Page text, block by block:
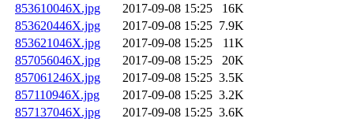
853610046X.jpg
2017-09-08 15:25
16K
853620446X.jpg
2017-09-08 15:25 7.9K
853621046X.jpg
2017-09-08 15:25
11K
857056046X.jpg
2017-09-08 15:25
20K
857061246X.jpg
2017-09-08 15:25 3.5K
857110946X.jpg
2017-09-08 15:25 3.2K
857137046X.jpg
2017-09-08 15:25 3.6K